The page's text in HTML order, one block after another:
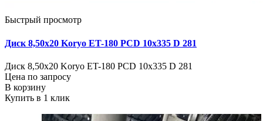
Быстрый просмотр
Диск 8,50х20 Koryo ET-180 PCD 10x335 D 281
Диск 8,50х20 Koryo ET-180 PCD 10x335 D 281
Цена по запросу
В корзину
Купить в 1 клик